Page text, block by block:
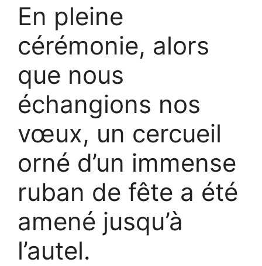
En pleine
cérémonie, alors
que nous
échangions nos
vœux, un cercueil
orné d’un immense
ruban de fête a été
amené jusqu’à
l’autel.